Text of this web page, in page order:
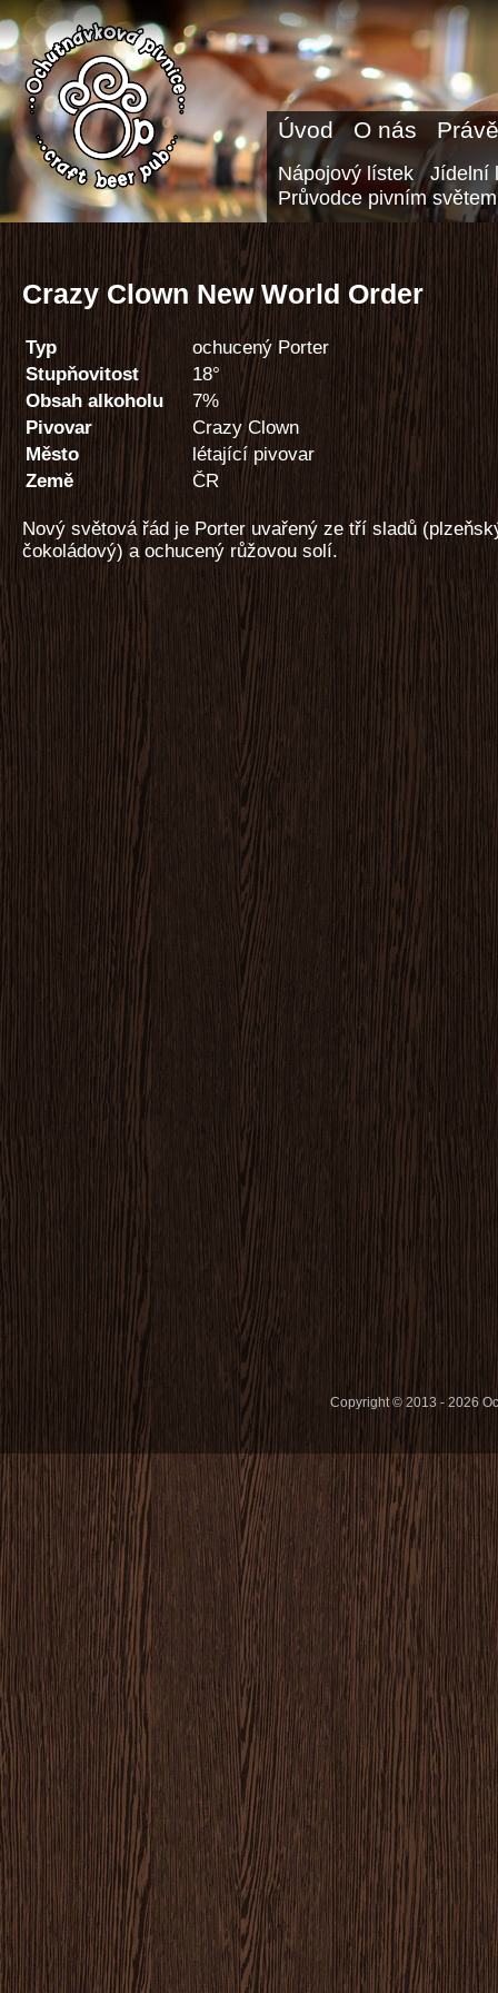
Úvod O nás
Nápojový lístek
Jídelní
Průvodce pivním světem
Crazy Clown New World Order
Typ
ochucený Porter
Stupňovitost
18°
Obsah alkoholu
7%
Pivovar
Crazy Clown
Město
létající pivovar
Země
ČR
Nový světová řád je Porter uvařený ze tří sladů
čokoládový) a ochucený růžovou solí.
Copyright © 2013 - 2026